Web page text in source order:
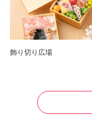
飾り切り広場